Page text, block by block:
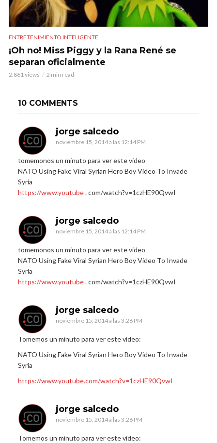
ENTRETENIMIENTO INTELIGENTE
¡Oh no! Miss Piggy y la Rana René se
separan oficialmente
2.861 views 2 min read
10 COMMENTS
jorge salcedo
noviembre 15, 2014 a las 12:14 PM
tomemonos un minuto para ver este video
NATO Using Fake Viral Syrian Hero Boy Video To Invade
Syria
https://www.youtube. com/watch?v=1czHE90QvwI
jorge salcedo
noviembre 15, 2014 a las 12:14 PM
tomemonos un minuto para ver este video
NATO Using Fake Viral Syrian Hero Boy Video To Invade
Syria
https://www.youtube. com/watch?v=1czHE90QvwI
jorge salcedo
noviembre 15, 2014 a las 3:26 PM
Tomemos un minuto para ver este vídeo:
NATO Using Fake Viral Syrian Hero Boy Video To Invade
Syria
https://www.youtube.com/watch?v=1czHE90QvwI
jorge salcedo
noviembre 15, 2014 a las 3:26 PM
Tomemos un minuto para ver este vídeo: